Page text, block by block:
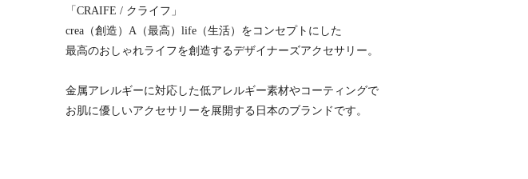
「CRAIFE / クライフ」
crea（創造）A（最高）life（生活）をコンセプトにした
最高のおしゃれライフを創造するデザイナーズアクセサリー。
金属アレルギーに対応した低アレルギー素材やコーティングで
お肌に優しいアクセサリーを展開する日本のブランドです。